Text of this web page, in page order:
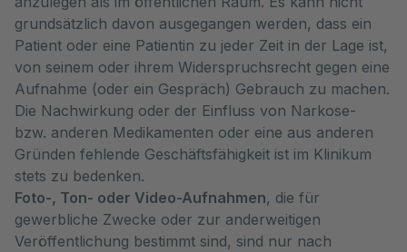
grundsätzlich davon ausgegangen werden, dass ein
Patient oder eine Patientin zu jeder Zeit in der Lage ist,
von seinem oder ihrem Widerspruchsrecht gegen eine
Aufnahme (oder ein Gespräch) Gebrauch zu machen.
Die Nachwirkung oder der Einfluss von Narkose-
bzw. anderen Medikamenten oder eine aus anderen
Gründen fehlende Geschäftsfähigkeit ist im Klinikum
stets zu bedenken.
Foto-, Ton- oder Video-Aufnahmen, die für
gewerbliche Zwecke oder zur anderweitigen
Veröffentlichung bestimmt sind, sind nur nach